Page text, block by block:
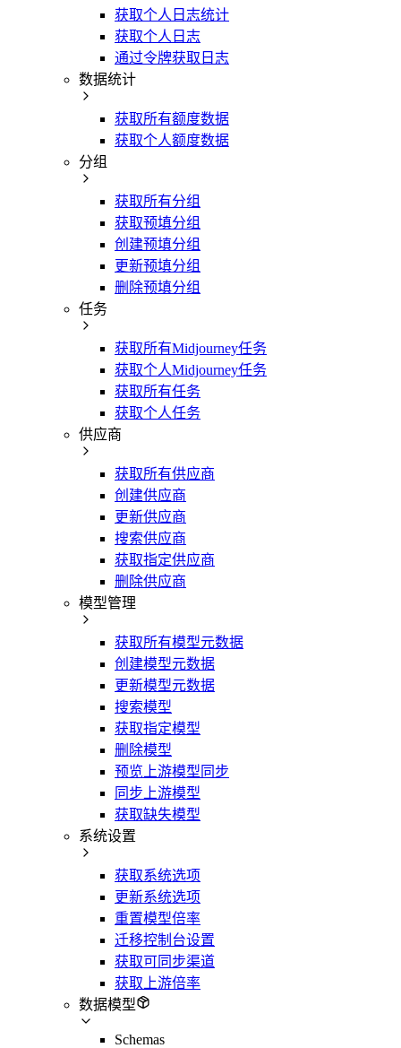
获取个人日志统计
获取个人日志
通过令牌获取日志
数据统计
获取所有额度数据
获取个人额度数据
分组
获取所有分组
获取预填分组
创建预填分组
更新预填分组
删除预填分组
任务
获取所有Midjourney任务
获取个人Midjourney任务
获取所有任务
获取个人任务
供应商
获取所有供应商
创建供应商
更新供应商
搜索供应商
获取指定供应商
删除供应商
模型管理
获取所有模型元数据
创建模型元数据
更新模型元数据
搜索模型
获取指定模型
删除模型
预览上游模型同步
同步上游模型
获取缺失模型
系统设置
获取系统选项
更新系统选项
重置模型倍率
迁移控制台设置
获取可同步渠道
获取上游倍率
数据模型
Schemas